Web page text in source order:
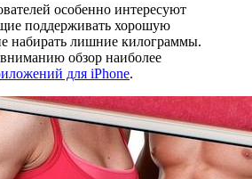
особенно интересуют
поддерживать хорошую
набирать лишние килограммы.
обзор наиболее
для iPhone.